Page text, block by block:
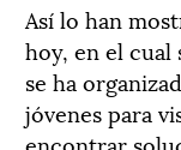
Así lo han
hoy, en el cual
se ha
jóvenes para
encontrar